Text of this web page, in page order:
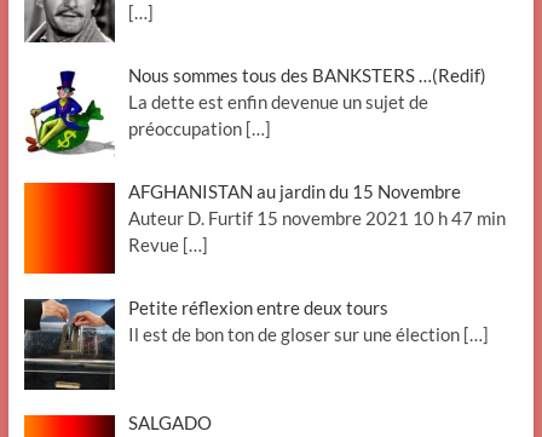
[…]
Nous sommes tous des BANKSTERS …(Redif)
La dette est enfin devenue un sujet de
préoccupation […]
AFGHANISTAN au jardin du 15 Novembre
Auteur D. Furtif 15 novembre 2021 10 h 47 min
Revue […]
Petite réflexion entre deux tours
Il est de bon ton de gloser sur une élection […]
SALGADO